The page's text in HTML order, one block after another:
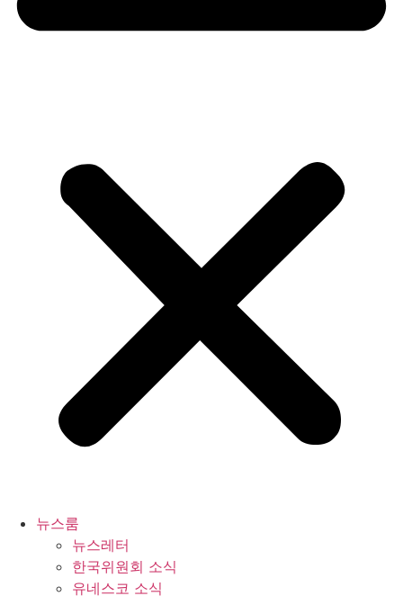
뉴스룸
뉴스레터
한국위원회 소식
유네스코 소식